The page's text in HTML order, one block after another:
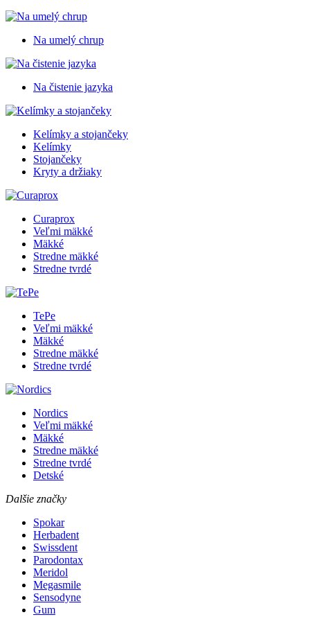
Na umelý chrup
Na čistenie jazyka
Kelímky a stojančeky
Kelímky
Stojančeky
Kryty a držiaky
Curaprox
Veľmi mäkké
Mäkké
Stredne mäkké
Stredne tvrdé
TePe
Veľmi mäkké
Mäkké
Stredne mäkké
Stredne tvrdé
Nordics
Veľmi mäkké
Mäkké
Stredne mäkké
Stredne tvrdé
Detské
Dalšie značky
Spokar
Herbadent
Swissdent
Parodontax
Meridol
Megasmile
Sensodyne
Gum